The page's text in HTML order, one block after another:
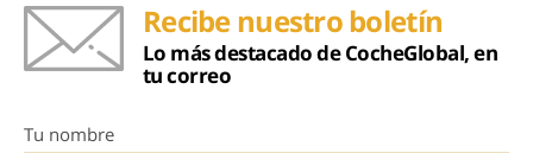
Recibe nuestro boletín
Lo más destacado de CocheGlobal, en
tu correo
Tu nombre